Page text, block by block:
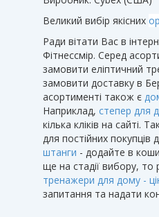
Великий вибір якісних
Ради вітати Вас в
Фітнессмір. Серед
замовити еліптичний
замовити доставку в
асортименті також є
Наприклад, степер для
кілька кліків на сайті.
для постійних
штанги - додайте в
ще на стадії вибору, то
тренажери для дому -
запитання та надати